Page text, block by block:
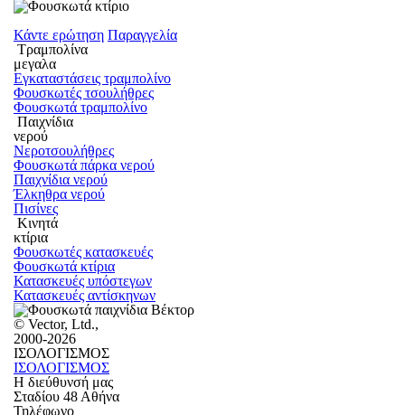
Κάντε ερώτηση Παραγγελία
Τραμπολίνα
μεγαλα
Εγκαταστάσεις τραμπολίνο
Φουσκωτές τσουλήθρες
Φουσκωτά τραμπολίνο
Παιχνίδια
νερού
Νεροτσουλήθρες
Φουσκωτά πάρκα νερού
Παιχνίδια νερού
Έλκηθρα νερού
Πισίνες
Κινητά
κτίρια
Φουσκωτές κατασκευές
Φουσκωτά κτίρια
Κατασκευές υπόστεγων
Κατασκευές αντίσκηνων
© Vector, Ltd.,
2000-2026
ΙΣΟΛΟΓΙΣΜΟΣ
ΙΣΟΛΟΓΙΣΜΟΣ
Η διεύθυνσή μας
Σταδίου 48 Αθήνα
Τηλέφωνο